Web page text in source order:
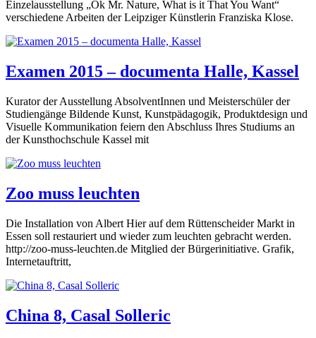
Einzelausstellung „Ok Mr. Nature, What is it That You Want“
verschiedene Arbeiten der Leipziger Künstlerin Franziska Klose.
Examen 2015 – documenta Halle, Kassel
Kurator der Ausstellung AbsolventInnen und Meisterschüler der
Studiengänge Bildende Kunst, Kunstpädagogik, Produktdesign und
Visuelle Kommunikation feiern den Abschluss Ihres Studiums an
der Kunsthochschule Kassel mit
Zoo muss leuchten
Die Installation von Albert Hier auf dem Rüttenscheider Markt in
Essen soll restauriert und wieder zum leuchten gebracht werden.
http://zoo-muss-leuchten.de Mitglied der Bürgerinitiative. Grafik,
Internetauftritt,
China 8, Casal Solleric